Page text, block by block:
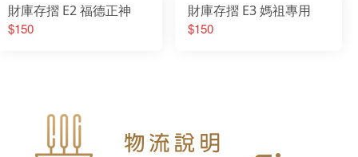
財庫存摺 E2 福德正神
$150
財庫存摺 E3 媽祖專用
$150